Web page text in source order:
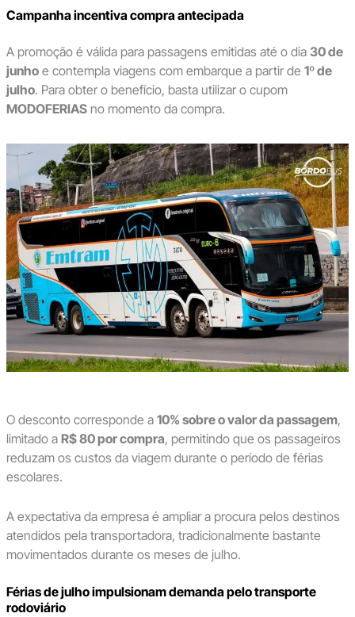
Campanha incentiva compra antecipada
A promoção é válida para passagens emitidas até o dia 30 de
junhoe contempla viagens com embarque a partir de 1º de
julho. Para obter o benefício, basta utilizar o cupom
MODOFERIASno momento da compra.
O desconto corresponde a 10% sobre o valor da passagem,
limitado a R$ 80 por compra, permitindo que os passageiros
reduzam os custos da viagem durante o período de férias
escolares.
A expectativa da empresa é ampliar a procura pelos destinos
atendidos pela transportadora, tradicionalmente bastante
movimentados durante os meses de julho.
Férias de julho impulsionam demanda pelo transporte
rodoviário